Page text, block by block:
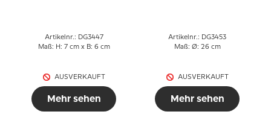
Artikelnr.: DG3447
Maß: H: 7 cm x B: 6 cm
AUSVERKAUFT
Mehr sehen
Artikelnr.: DG3453
Maß: Ø: 26 cm
AUSVERKAUFT
Mehr sehen